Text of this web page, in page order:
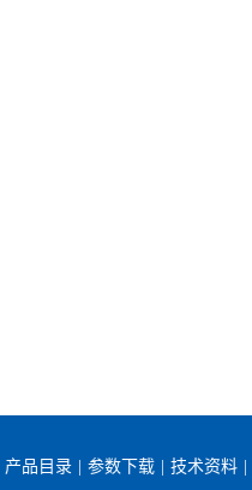
产品目录 参数下载 技术资料